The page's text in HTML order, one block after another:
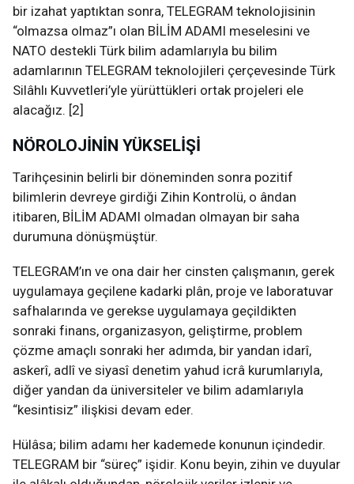
bir izahat yaptıktan sonra, TELEGRAM teknolojisinin
“olmazsa olmaz”ı olan BİLİM ADAMI meselesini ve
NATO destekli Türk bilim adamlarıyla bu bilim
adamlarının TELEGRAM teknolojileri çerçevesinde Türk
Silâhlı Kuvvetleri’yle yürüttükleri ortak projeleri ele
alacağız. [2]
NÖROLOJİNİN YÜKSELİŞİ
Tarihçesinin belirli bir döneminden sonra pozitif
bilimlerin devreye girdiği Zihin Kontrolü, o ândan
itibaren, BİLİM ADAMI olmadan olmayan bir saha
durumuna dönüşmüştür.
TELEGRAM’ın ve ona dair her cinsten çalışmanın, gerek
uygulamaya geçilene kadarki plân, proje ve laboratuvar
safhalarında ve gerekse uygulamaya geçildikten
sonraki finans, organizasyon, geliştirme, problem
çözme amaçlı sonraki her adımda, bir yandan idarî,
askerî, adlî ve siyasî denetim yahud icrâ kurumlarıyla,
diğer yandan da üniversiteler ve bilim adamlarıyla
“kesintisiz” ilişkisi devam eder.
Hülâsa; bilim adamı her kademede konunun içindedir.
TELEGRAM bir “süreç” işidir. Konu beyin, zihin ve duyular